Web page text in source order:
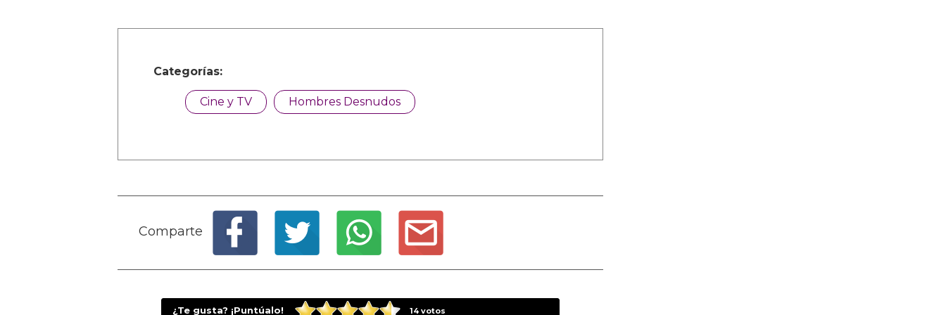
Categorías:
Cine y TV Hombres Desnudos
Comparte
¿Te gusta? ¡Puntúalo! 14 votos